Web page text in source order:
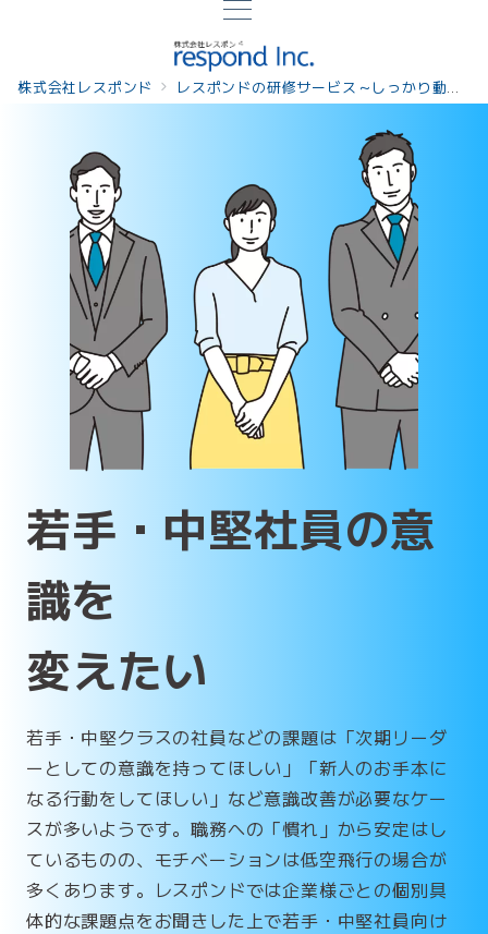
株式会社レスポンド レスポンドの研修サービス～しっかり動機づけし課題解決につながる研修
若手・中堅社員の意識を変えたい
若手・中堅社員の意
識を
変えたい
若手・中堅クラスの社員などの課題は「次期リーダ
ーとしての意識を持ってほしい」「新人のお手本に
なる行動をしてほしい」など意識改善が必要なケー
スが多いようです。職務への「慣れ」から安定はし
ているものの、モチベーションは低空飛行の場合が
多くあります。レスポンドでは企業様ごとの個別具
体的な課題点をお聞きした上で若手・中堅社員向け